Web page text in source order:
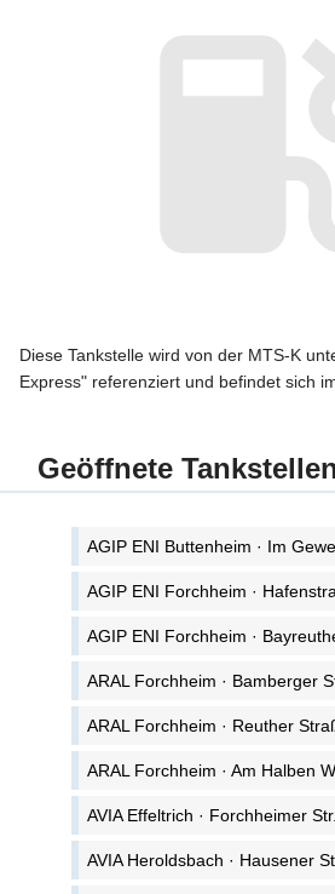
Diese Tankstelle wird von der MTS-K
Express" referenziert und befindet sich
Geöffnete
AGIP ENI Buttenheim · Im
AGIP ENI Forchheim ·
AGIP ENI Forchheim ·
ARAL Forchheim · Bamberger
ARAL Forchheim · Reuther
ARAL Forchheim · Am Halben
AVIA Effeltrich · Forchheimer
AVIA Heroldsbach · Hausener